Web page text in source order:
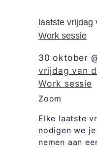
laatste
Work sessie
30 oktober
vrijdag van
Work sessie
Zoom
Elke laatste
nodigen we
nemen aan